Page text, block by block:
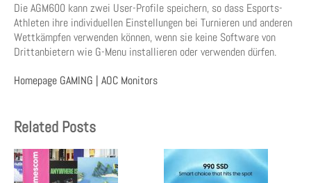
Die AGM600 kann zwei User-Profile speichern, so dass Esports-
Athleten ihre individuellen Einstellungen bei Turnieren und anderen
Wettkämpfen verwenden können, wenn sie keine Software von
Drittanbietern wie G-Menu installieren oder verwenden dürfen.
Homepage GAMING | AOC Monitors
Related Posts